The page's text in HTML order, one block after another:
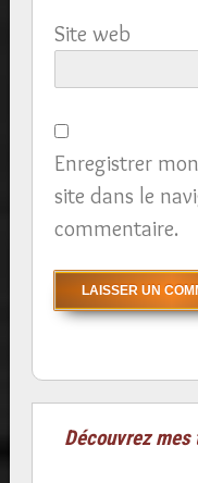
Site web
Enregistrer
site dans le
commentaire.
Découvrez